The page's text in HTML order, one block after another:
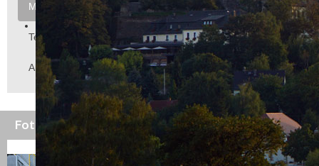
Mitglieder
Texte für Gewerbetreibende von Bernd Müller-Kaller
Aktuell und Informativ
Fotosammlung